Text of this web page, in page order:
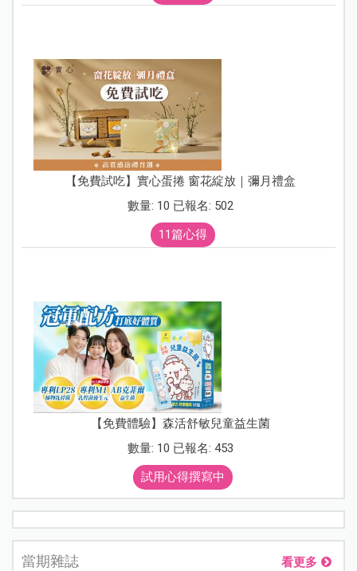
【免費試吃】實心蛋捲 窗花綻放｜彌月禮盒
數量: 10 已報名: 502
11篇心得
【免費體驗】森活舒敏兒童益生菌
數量: 10 已報名: 453
試用心得撰寫中
當期雜誌 看更多